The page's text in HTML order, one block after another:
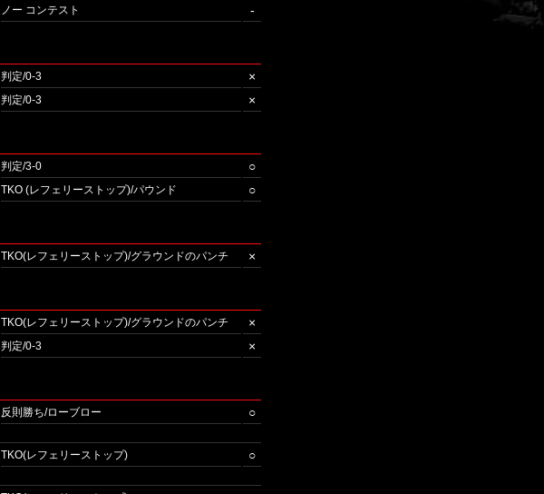
ノー コンテスト -
判定/0-3 ×
判定/0-3 ×
判定/3-0 ○
TKO (レフェリーストップ)/パウンド ○
TKO(レフェリーストップ)/グラウンドのパンチ ×
TKO(レフェリーストップ)/グラウンドのパンチ ×
判定/0-3 ×
反則勝ち/ローブロー ○
TKO(レフェリーストップ) ○